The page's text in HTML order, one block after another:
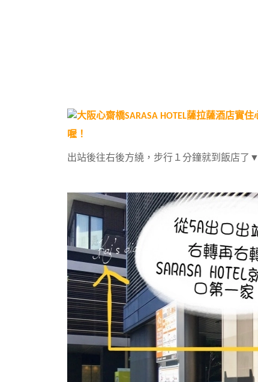
喔！
出站後往右後方繞，步行１分鐘就到飯店了▼